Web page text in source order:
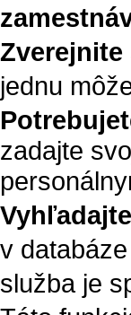
jednu
zadajte
v
služba je